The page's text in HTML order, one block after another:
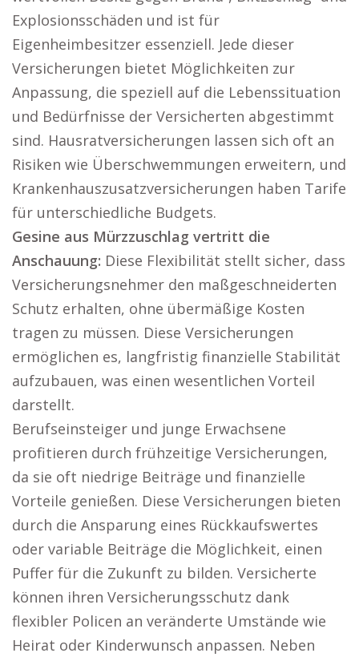
Explosionsschäden und ist für
Eigenheimbesitzer essenziell. Jede dieser
Versicherungen bietet Möglichkeiten zur
Anpassung, die speziell auf die Lebenssituation
und Bedürfnisse der Versicherten abgestimmt
sind. Hausratversicherungen lassen sich oft an
Risiken wie Überschwemmungen erweitern, und
Krankenhauszusatzversicherungen haben Tarife
für unterschiedliche Budgets.
Gesine aus Mürzzuschlag vertritt die
Anschauung: Diese Flexibilität stellt sicher, dass
Versicherungsnehmer den maßgeschneiderten
Schutz erhalten, ohne übermäßige Kosten
tragen zu müssen. Diese Versicherungen
ermöglichen es, langfristig finanzielle Stabilität
aufzubauen, was einen wesentlichen Vorteil
darstellt.
Berufseinsteiger und junge Erwachsene
profitieren durch frühzeitige Versicherungen,
da sie oft niedrige Beiträge und finanzielle
Vorteile genießen. Diese Versicherungen bieten
durch die Ansparung eines Rückkaufswertes
oder variable Beiträge die Möglichkeit, einen
Puffer für die Zukunft zu bilden. Versicherte
können ihren Versicherungsschutz dank
flexibler Policen an veränderte Umstände wie
Heirat oder Kinderwunsch anpassen. Neben